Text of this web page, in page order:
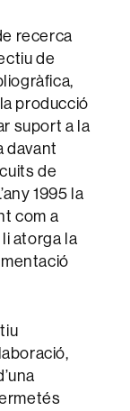
recerca
de
producció
suport a la
davant
de
1995 la
com a
atorga la